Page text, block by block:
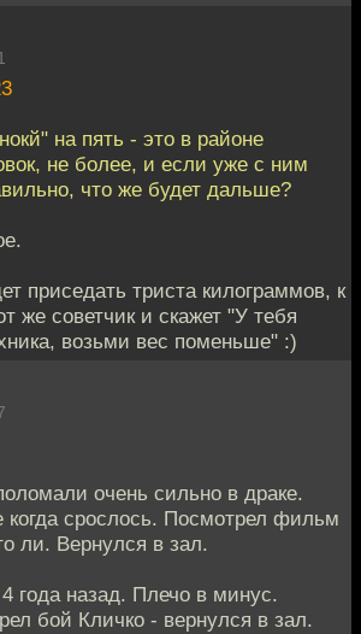
на пять - это в районе
не более, и если уже с ним
что же будет дальше?
приседать триста килограммов, к
же советчик и скажет "У тебя
возьми вес поменьше" :)
очень сильно в драке.
когда срослось. Посмотрел фильм
ли. Вернулся в зал.
года назад. Плечо в минус.
бой Кличко - вернулся в зал.